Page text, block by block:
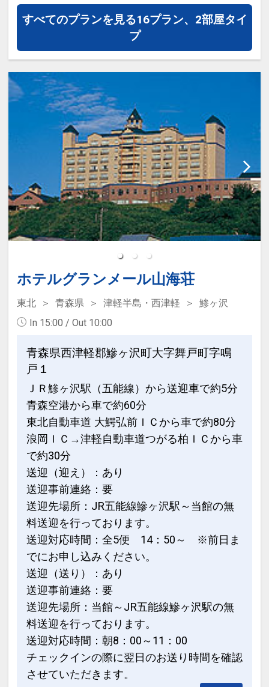
お申し出ください。
※旅行代金に含まれます。
設定期間：2026年4月1日～2027年3月
31日
インターネットコース番号：DP-1-
17306830
すべてのプランを見る16プラン、2部屋タイ
プ
ホテルグランメール山海荘
東北 青森県 津軽半島・西津軽
鯵ヶ沢
In 15:00 / Out 10:00
青森県西津軽郡鰺ヶ沢町大字舞戸町字鳴
戸１
ＪＲ鯵ヶ沢駅（五能線）から送迎車で約5分
青森空港から車で約60分
東北自動車道 大鰐弘前ＩＣから車で約80分
浪岡ＩＣ→津軽自動車道つがる柏ＩＣから車
で約30分
送迎（迎え）：あり
送迎事前連絡：要
送迎先場所：JR五能線鰺ヶ沢駅～当館の無
料送迎を行っております。
送迎対応時間：全5便 14：50～ ※前日ま
でにお申し込みください。
送迎（送り）：あり
送迎事前連絡：要
送迎先場所：当館～JR五能線鰺ヶ沢駅の無
料送迎を行っております。
送迎対応時間：朝8：00～11：00
チェックインの際に翌日のお送り時間を確認
させていただきます。